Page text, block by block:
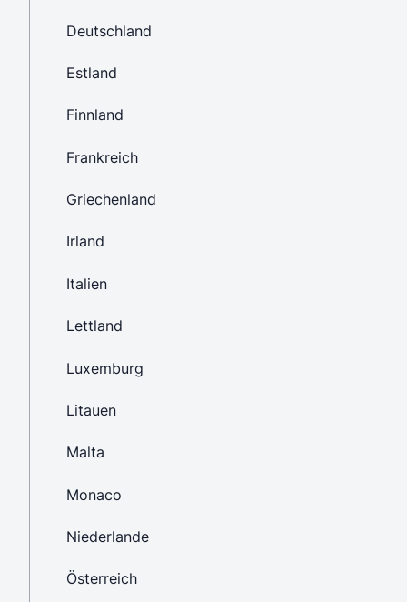
Deutschland
Estland
Finnland
Frankreich
Griechenland
Irland
Italien
Lettland
Luxemburg
Litauen
Malta
Monaco
Niederlande
Österreich